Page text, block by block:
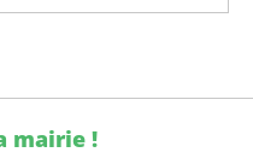
mairie !